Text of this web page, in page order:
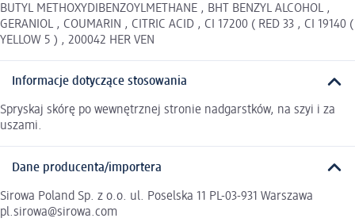
BUTYL METHOXYDIBENZOYLMETHANE , BHT BENZYL ALCOHOL ,
GERANIOL , COUMARIN , CITRIC ACID , CI 17200 ( RED 33 , CI 19140 (
YELLOW 5 ) , 200042 HER VEN
Informacje dotyczące stosowania
Spryskaj skórę po wewnętrznej stronie nadgarstków, na szyi i za
uszami.
Dane producenta/importera
Sirowa Poland Sp. z o.o. ul. Poselska 11 PL-03-931 Warszawa
pl.sirowa@sirowa.com